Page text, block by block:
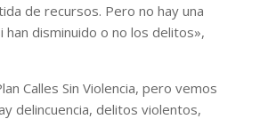
de recursos. Pero no hay una
han disminuido o no los delitos»,
Calles Sin Violencia, pero vemos
delincuencia, delitos violentos,